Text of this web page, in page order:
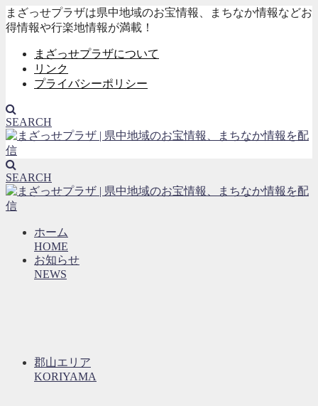
まざっせプラザは県中地域のお宝情報、まちなか情報などお
得情報や行楽地情報が満載！
まざっせプラザについて
リンク
プライバシーポリシー
SEARCH
SEARCH
ホーム
HOME
お知らせ
NEWS
郡山エリア
KORIYAMA